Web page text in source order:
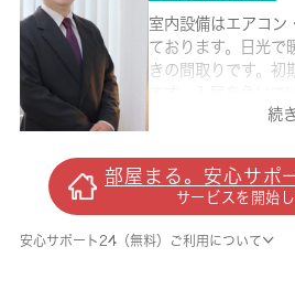
室内設備はエアコン
ております。日光で
きの間取りです。初
部屋であれば入居ま
ベートな空間を快適
り交通アクセスの充
ら、京王線高幡不動
いかがでしょうか。
続
部屋まる。安心サポ
サービスを開始
安心サポート24（無料）ご利用について